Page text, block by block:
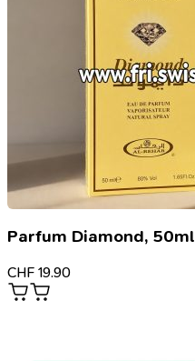
Parfum Diamond, 50ml
CHF 19.90